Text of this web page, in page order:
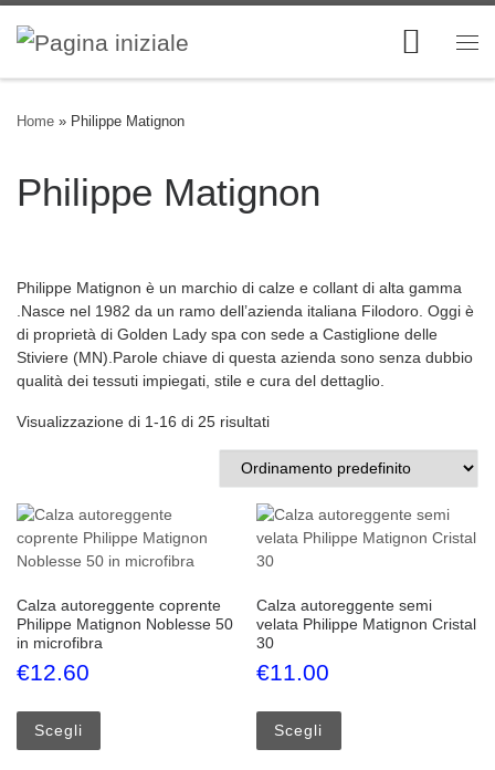
Skip to content
Home » Philippe Matignon
Philippe Matignon
Philippe Matignon è un marchio di calze e collant di alta gamma
.Nasce nel 1982 da un ramo dell’azienda italiana Filodoro. Oggi è
di proprietà di Golden Lady spa con sede a Castiglione delle
Stiviere (MN).Parole chiave di questa azienda sono senza dubbio
qualità dei tessuti impiegati, stile e cura del dettaglio.
Visualizzazione di 1-16 di 25 risultati
Calza autoreggente coprente
Philippe Matignon Noblesse 50
in microfibra
€12.60
Scegli
Calza autoreggente semi
velata Philippe Matignon Cristal
30
€11.00
Scegli